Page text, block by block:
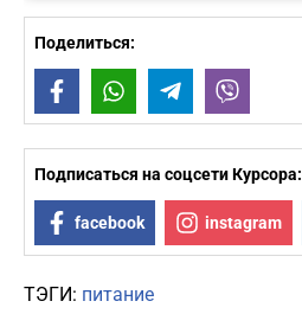
Поделиться:
FacebookWhatsAppTelegram
Подписаться на соцсети Курсора:
facebook instagram
ТЭГИ: питание